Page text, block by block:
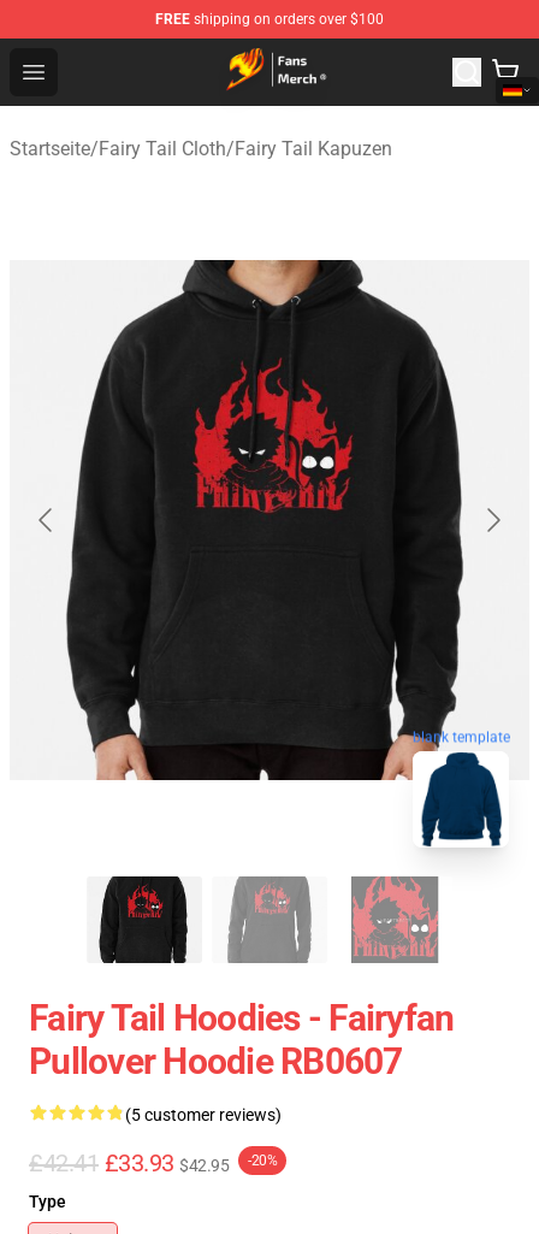
FREE shipping on orders over $100
Open menu
Fairy Tail Store - Official Fairy Tail Merchandise Shop
Startseite/Fairy Tail Cloth/Fairy Tail Kapuzen
blank template
Fairy Tail Hoodies - Fairyfan
Pullover Hoodie RB0607
(5 customer reviews)
£42.41 £33.93 $42.95 -20%
Type